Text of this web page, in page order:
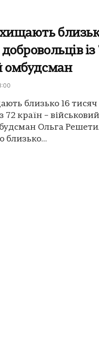
із
омбудсман
близько 16
72 країн –
Ольга
близько...